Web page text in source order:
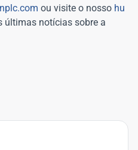
ou visite o nosso hu
últimas notícias sobre a